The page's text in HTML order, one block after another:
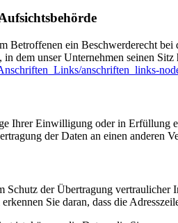
Betroffenen ein Beschwerderecht
in dem unser Unternehmen seinen
anschriften_links-
Ihrer Einwilligung oder in Erfüllung
der Daten an einen anderen
Schutz der Übertragung
Sie daran, dass die